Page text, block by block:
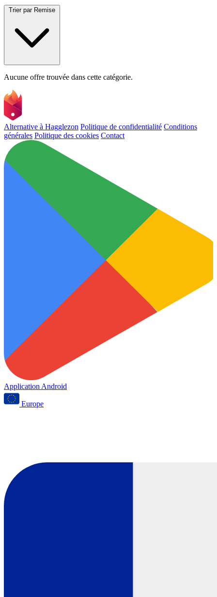
Trier par Remise
Aucune offre trouvée dans cette catégorie.
Alternative à Hagglezon Politique de confidentialité Conditions
générales Politique des cookies Contact
Application Android
Europe